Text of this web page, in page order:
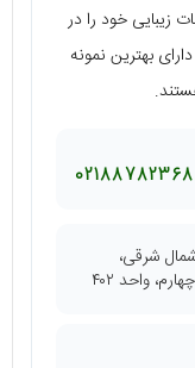
زیبایی خود را در
بهترین نمونه
02188782368
شرقی،
واحد ۴۰۲